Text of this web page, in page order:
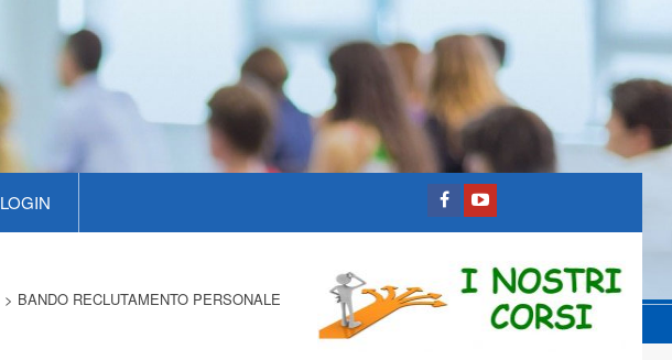
LOGIN
> BANDO RECLUTAMENTO PERSONALE